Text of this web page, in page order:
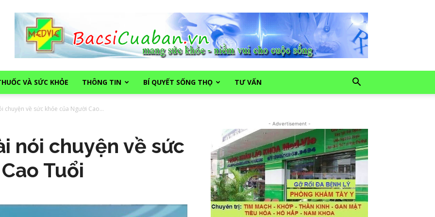
VÀ SỨC KHỎE THÔNG TIN BÍ QUYẾT SỐNG THỌ TƯ VẤN
chuyện về sức khỏe của Người Cao...
nói chuyện về sức
Tuổi
- Advertisement -